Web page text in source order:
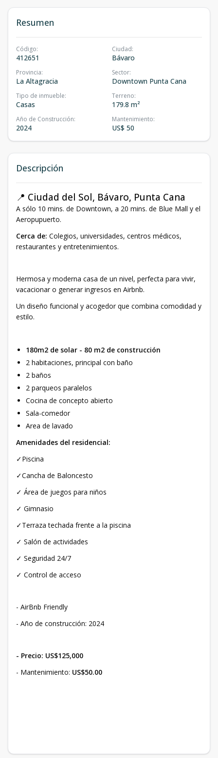
Resumen
Código:
412651
Ciudad:
Bávaro
Provincia:
La Altagracia
Sector:
Downtown Punta Cana
Tipo de inmueble:
Casas
Terreno:
179.8 m²
Año de Construcción:
2024
Mantenimiento:
US$ 50
Descripción
📍 Ciudad del Sol, Bávaro, Punta Cana
A sólo 10 mins. de Downtown, a 20 mins. de Blue Mall y el
Aeropupuerto.
Cerca de: Colegios, universidades, centros médicos,
restaurantes y entretenimientos.
Hermosa y moderna casa de un nivel, perfecta para vivir,
vacacionar o generar ingresos en Airbnb.
Un diseño funcional y acogedor que combina comodidad y
estilo.
180m2 de solar - 80 m2 de construcción
2 habitaciones, principal con baño
2 baños
2 parqueos paralelos
Cocina de concepto abierto
Sala-comedor
Area de lavado
Amenidades del residencial:
✓Piscina
✓Cancha de Baloncesto
✓ Área de juegos para niños
✓ Gimnasio
✓Terraza techada frente a la piscina
✓ Salón de actividades
✓ Seguridad 24/7
✓ Control de acceso
- AirBnb Friendly
- Año de construcción: 2024
- Precio: US$125,000
- Mantenimiento: US$50.00